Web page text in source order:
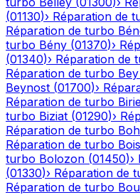
(01130)› Réparation de
Réparation de turbo
turbo Bény (01370)›
(01340)› Réparation de
Réparation de turbo Bey
Beynost (01700)›
Réparation de turbo
turbo Biziat (01290)›
Réparation de turbo
Réparation de turbo
turbo Bolozon (01450)›
(01330)› Réparation de
Réparation de turbo